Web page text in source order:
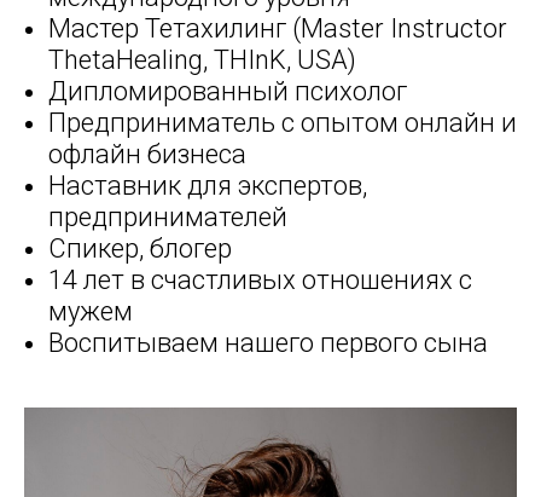
Мастер Тетахилинг (Master Instructor
ThetaHealing, THInK, USA)
Дипломированный психолог
Предприниматель с опытом онлайн и
офлайн бизнеса
Наставник для экспертов,
предпринимателей
Спикер, блогер
14 лет в счастливых отношениях с
мужем
Воспитываем нашего первого сына